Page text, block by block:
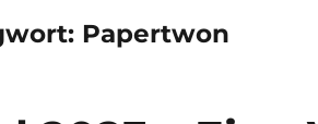
Papertwon